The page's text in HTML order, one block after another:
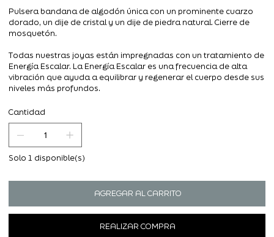
Pulsera bandana de algodón única con un prominente cuarzo
dorado, un dije de cristal y un dije de piedra natural. Cierre de
mosquetón.
Todas nuestras joyas están impregnadas con un tratamiento de
Energía Escalar. La Energía Escalar es una frecuencia de alta
vibración que ayuda a equilibrar y regenerar el cuerpo desde sus
niveles más profundos.
Cantidad
Solo 1 disponible(s)
AGREGAR AL CARRITO
REALIZAR COMPRA